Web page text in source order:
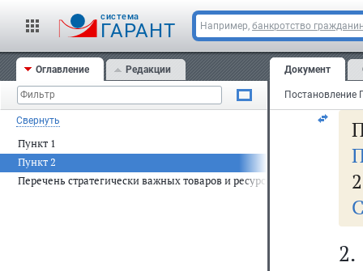
cистема
ГАРАНТ Например, банкротство
Оглавление Редакции
Свернуть
Пункт 1
Пункт 2
Перечень стратегически важных товаров и ресурсов для целей
Документ